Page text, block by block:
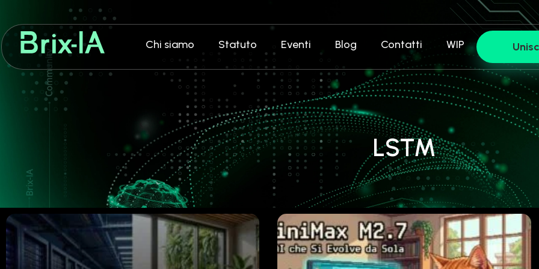
Chi siamo Statuto Eventi Blog Contatti WIP
LSTM